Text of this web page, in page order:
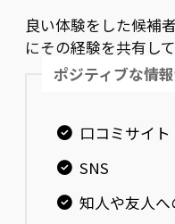
良い体験をした候補
にその経験を共有し
ポジティブな情
口コミサイト
SNS
知人や友人へ